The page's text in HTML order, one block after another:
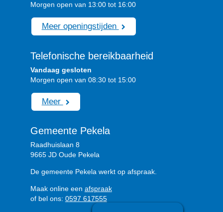
Morgen open van 13:00 tot 16:00
Meer openingstijden
Telefonische bereikbaarheid
Vandaag gesloten
Morgen open van 08:30 tot 15:00
Meer
Gemeente Pekela
Raadhuislaan 8
9665 JD Oude Pekela
De gemeente Pekela werkt op afspraak.
Maak online een afspraak
of bel ons: 0597 617555